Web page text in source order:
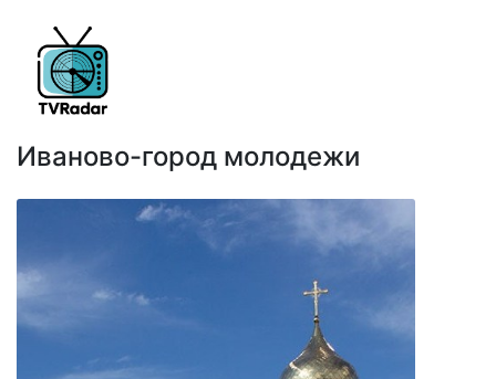
Иваново-город молодежи